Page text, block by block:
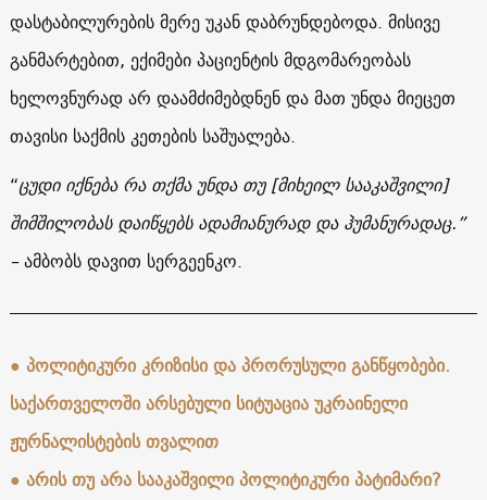
დასტაბილურების მერე უკან დაბრუნდებოდა. მისივე
განმარტებით, ექიმები პაციენტის მდგომარეობას
ხელოვნურად არ დაამძიმებდნენ და მათ უნდა მიეცეთ
თავისი საქმის კეთების საშუალება.
“ცუდი იქნება რა თქმა უნდა თუ [მიხეილ სააკაშვილი]
შიმშილობას დაიწყებს ადამიანურად და ჰუმანურადაც.”
–ამბობს დავით სერგეენკო.
● პოლიტიკური კრიზისი და პრორუსული განწყობები.
საქართველოში არსებული სიტუაცია უკრაინელი
ჟურნალისტების თვალით
● არის თუ არა სააკაშვილი პოლიტიკური პატიმარი?